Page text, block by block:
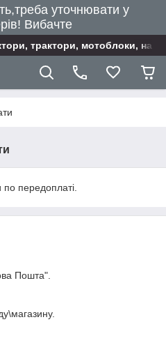
уточнювати у
Вибачте
трактори, мотоблоки,
по передоплаті.
Пошта".